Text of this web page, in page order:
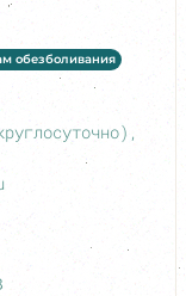
обезболивания